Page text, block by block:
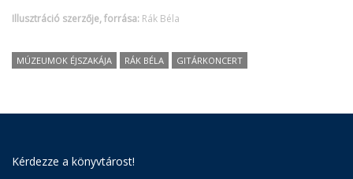
Illusztráció szerzője, forrása: Rák Béla
MÚZEUMOK ÉJSZAKÁJA RÁK BÉLA GITÁRKONCERT
Kérdezze a könyvtárost!